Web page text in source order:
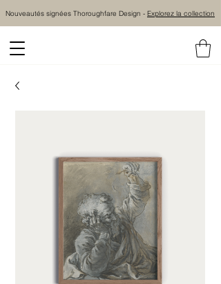
Nouveautés signées Thoroughfare Design - Explorez la collection